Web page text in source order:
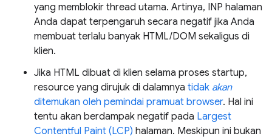
yang memblokir thread utama. Artinya, INP halaman
Anda dapat terpengaruh secara negatif jika Anda
membuat terlalu banyak HTML/DOM sekaligus di
klien.
Jika HTML dibuat di klien selama proses startup,
resource yang dirujuk di dalamnya tidak akan
ditemukan oleh pemindai pramuat browser. Hal ini
tentu akan berdampak negatif pada Largest
Contentful Paint (LCP) halaman. Meskipun ini bukan